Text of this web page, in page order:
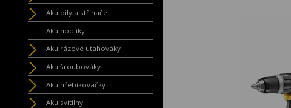
Aku pily a střihače
Aku hoblíky
Aku rázové utahováky
Aku šroubováky
Aku hřebíkovačky
Aku svítilny